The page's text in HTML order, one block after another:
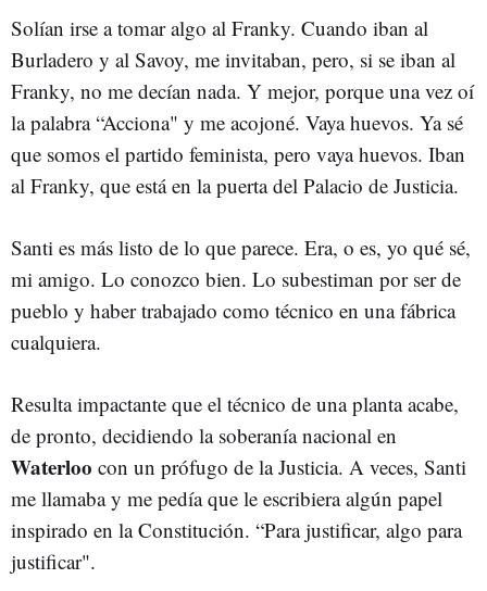
Solían irse a tomar algo al Franky. Cuando iban al
Burladero y al Savoy, me invitaban, pero, si se iban al
Franky, no me decían nada. Y mejor, porque una vez oí
la palabra “Acciona" y me acojoné. Vaya huevos. Ya sé
que somos el partido feminista, pero vaya huevos. Iban
al Franky, que está en la puerta del Palacio de Justicia.
Santi es más listo de lo que parece. Era, o es, yo qué sé,
mi amigo. Lo conozco bien. Lo subestiman por ser de
pueblo y haber trabajado como técnico en una fábrica
cualquiera.
Resulta impactante que el técnico de una planta acabe,
de pronto, decidiendo la soberanía nacional en
Waterloo con un prófugo de la Justicia. A veces, Santi
me llamaba y me pedía que le escribiera algún papel
inspirado en la Constitución. “Para justificar, algo para
justificar".